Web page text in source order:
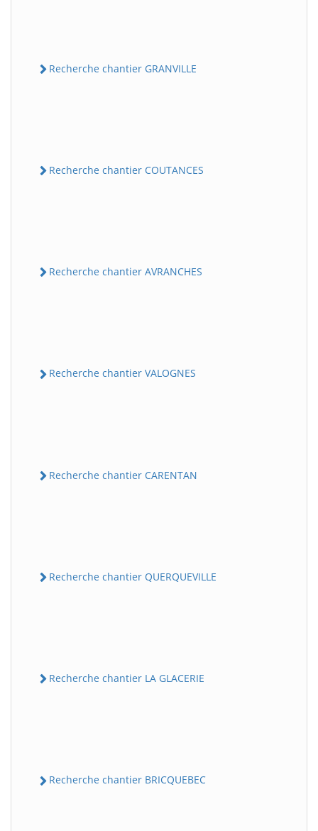
Recherche chantier GRANVILLE
Recherche chantier COUTANCES
Recherche chantier AVRANCHES
Recherche chantier VALOGNES
Recherche chantier CARENTAN
Recherche chantier QUERQUEVILLE
Recherche chantier LA GLACERIE
Recherche chantier BRICQUEBEC